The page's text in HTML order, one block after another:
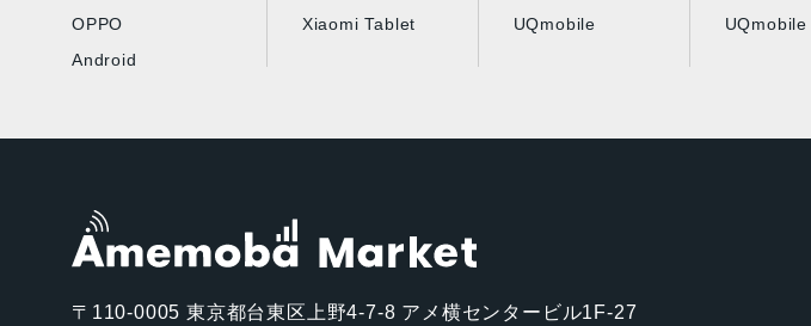
OPPO
Android
Xiaomi Tablet
UQmobile
UQmobile
〒110-0005 東京都台東区上野4-7-8 アメ横センタービル1F-27